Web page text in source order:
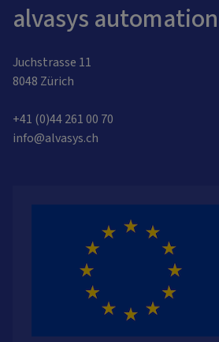
alvasys
Juchstrasse 11
8048 Zürich
+41 (0)44 261 00 70
info@alvasys.ch